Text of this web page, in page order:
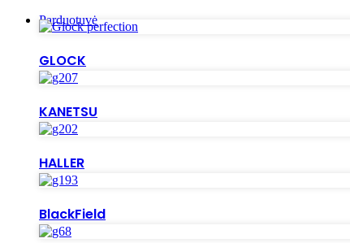
Parduotuvė
GLOCK
KANETSU
HALLER
BlackField